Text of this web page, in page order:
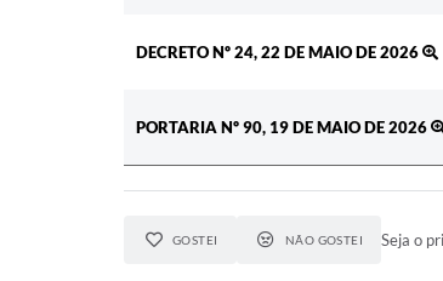
DECRETO Nº 24, 22 DE MAIO DE 2026
PORTARIA Nº 90, 19 DE MAIO DE 2026
GOSTEI NÃO GOSTEI Seja o